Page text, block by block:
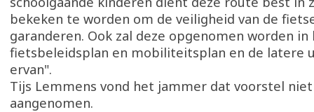
bekeken te worden om de veiligheid van de
garanderen. Ook zal deze opgenomen worden in
fietsbeleidsplan en mobiliteitsplan en de latere
ervan".
Tijs Lemmens vond het jammer dat voorstel
aangenomen.